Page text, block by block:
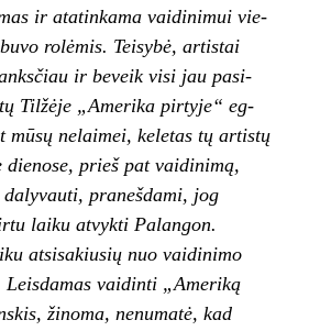
ir atatinkama vaidinimui vie­
rolėmis. Teisybė, artistai
ir beveik visi jau pasi­
Tilžėje „Amerika pirtyje“ eg­
mūsų nelaimei, keletas tų ar­tistų
dienose, prieš pat vaidi­nimą,
dalyvauti, pranešdami, jog
laiku atvykti Palangon.
atsisakiusių nuo vaidinimo
Leisdamas vaidinti „Ameriką
žinoma, nenumatė, kad